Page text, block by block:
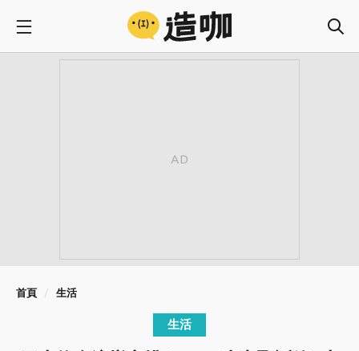
首頁 生活
生活